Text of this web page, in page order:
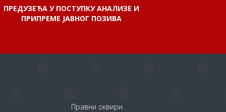
ПРЕДУЗЕЋА У ПОСТУПКУ АНАЛИЗЕ И
ПРИПРЕМЕ ЈАВНОГ ПОЗИВА
Правни оквири